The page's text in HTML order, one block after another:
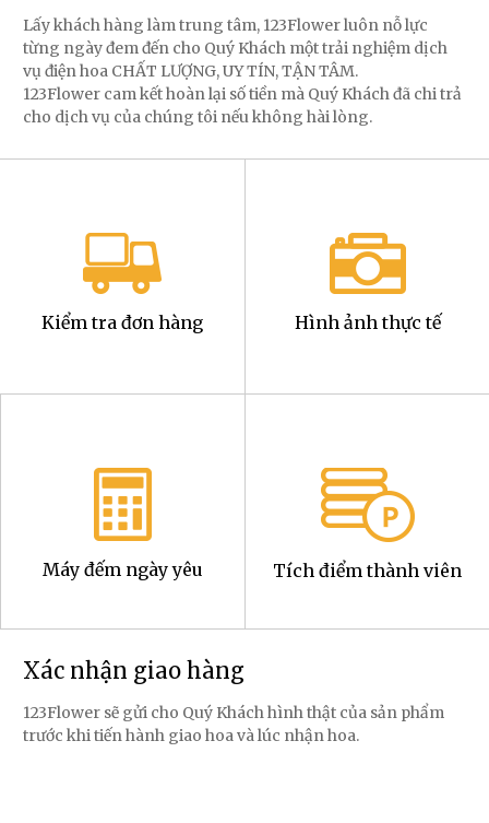
Lấy khách hàng làm trung tâm, 123Flower luôn nỗ lực
từng ngày đem đến cho Quý Khách một trải nghiệm dịch
vụ điện hoa CHẤT LƯỢNG, UY TÍN, TẬN TÂM.
123Flower cam kết hoàn lại số tiền mà Quý Khách đã chi trả
cho dịch vụ của chúng tôi nếu không hài lòng.
Kiểm tra đơn hàng Hình ảnh thực tế
Máy đếm ngày yêu Tích điểm thành viên
Xác nhận giao hàng
123Flower sẽ gửi cho Quý Khách hình thật của sản phẩm
trước khi tiến hành giao hoa và lúc nhận hoa.